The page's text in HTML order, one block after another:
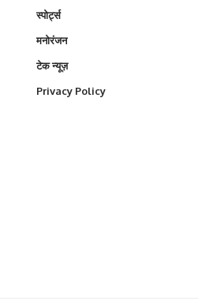
स्पोर्ट्स
मनोरंजन
टेक न्यूज़
Privacy Policy